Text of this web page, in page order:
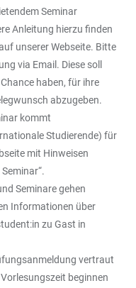
Seminar
Anleitung hierzu finden
unserer Webseite. Bitte
via Email. Diese soll
haben, für ihre
abzugeben.
kommt
Studierende) für
mit Hinweisen
Seminare gehen
Informationen über
zu Gast in
vertraut
beginnen